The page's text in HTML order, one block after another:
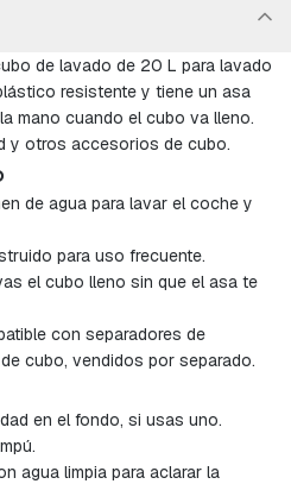
de lavado de 20 L para lavado
resistente y tiene un asa
mano cuando el cubo va lleno.
y otros accesorios de cubo.
de agua para lavar el coche y
para uso frecuente.
el cubo lleno sin que el asa te
con separadores de
cubo, vendidos por separado.
en el fondo, si usas uno.
agua limpia para aclarar la